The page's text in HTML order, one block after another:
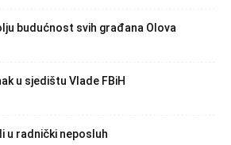
budućnost svih građana Olova
u sjedištu Vlade FBiH
u radnički neposluh